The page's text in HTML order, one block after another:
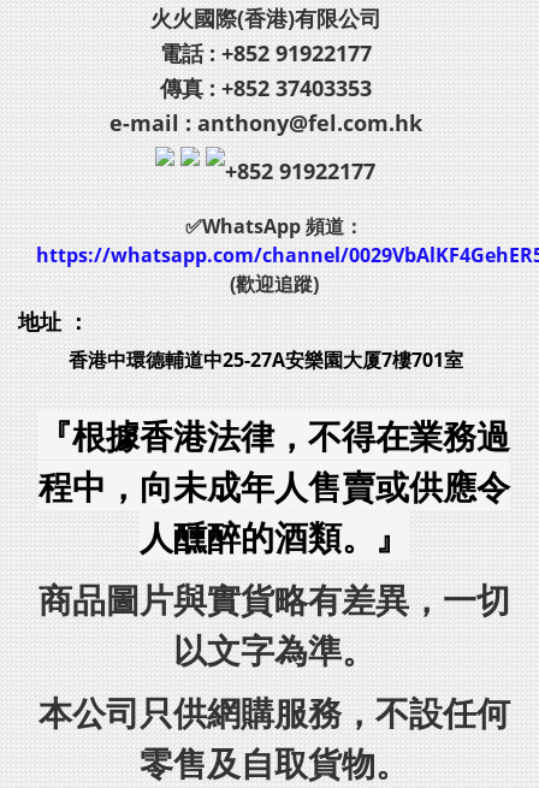
火火國際(香港)有限公司
電話 : +852 91922177
傳真 : +852 37403353
e-mail : anthony@fel.com.hk
+852 91922177
✅WhatsApp 頻道：
https://whatsapp.com/channel/
(歡迎追蹤)
地址 ：
香港中環德輔道中25-27A安樂園大厦7樓701室
『根據香港法律，不得在業務過
程中，向未成年人售賣或供應令
人醺醉的酒類。』
商品圖片與實貨略有差異，一切
以文字為準。
本公司只供網購服務，不設任何
零售及自取貨物。